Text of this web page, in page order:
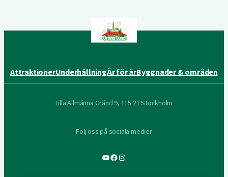
AttraktionerUnderhållningÅr för årByggnader & områden
Lilla Allmänna Gränd 9, 115 21 Stockholm
Följ oss på sociala medier
YouTube
Facebook
Instagram